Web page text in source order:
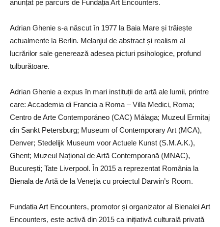
anunțat pe parcurs de Fundația Art Encounters.
Adrian Ghenie s-a născut în 1977 la Baia Mare și trăiește
actualmente la Berlin. Melanjul de abstract și realism al
lucrărilor sale generează adesea picturi psihologice, profund
tulburătoare.
Adrian Ghenie a expus în mari instituții de artă ale lumii, printre
care: Accademia di Francia a Roma – Villa Medici, Roma;
Centro de Arte Contemporáneo (CAC) Málaga; Muzeul Ermitaj
din Sankt Petersburg; Museum of Contemporary Art (MCA),
Denver; Stedelijk Museum voor Actuele Kunst (S.M.A.K.),
Ghent; Muzeul Național de Artă Contemporană (MNAC),
București; Tate Liverpool. În 2015 a reprezentat România la
Bienala de Artă de la Veneția cu proiectul Darwin’s Room.
Fundatia Art Encounters, promotor și organizator al Bienalei Art
Encounters, este activă din 2015 ca inițiativă culturală privată